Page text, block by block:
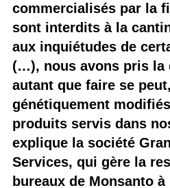
commercialisés par la
sont interdits à la
aux inquiétudes de
(…), nous avons pris la
autant que faire se
génétiquement
produits servis dans
explique la société
Services, qui gère la
bureaux de Monsanto